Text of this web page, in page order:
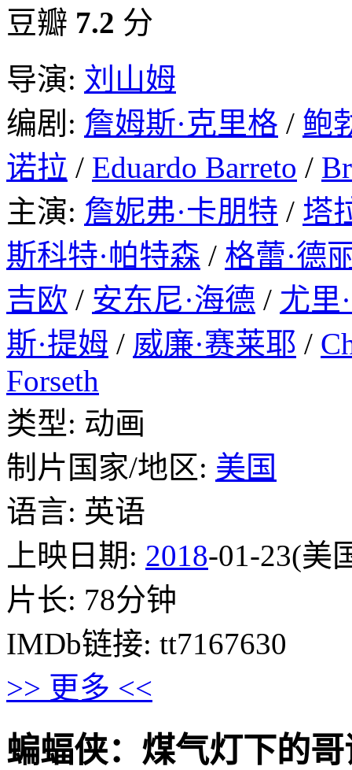
豆瓣 7.2 分
导演: 刘山姆
编剧: 詹姆斯·克里格 / 鲍
诺拉 / Eduardo Barreto /
主演: 詹妮弗·卡朋特 / 塔
斯科特·帕特森 / 格蕾·德
吉欧 / 安东尼·海德 / 尤里
斯·提姆 / 威廉·赛莱耶 /
Forseth
类型: 动画
制片国家/地区: 美国
语言: 英语
上映日期: 2018-01-23(美
片长: 78分钟
IMDb链接: tt7167630
>> 更多 <<
蝙蝠侠：煤气灯下的哥